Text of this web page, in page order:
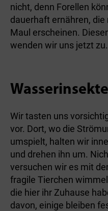
nicht, denn Forellen
dauerhaft ernähren,
Maul erscheinen.
wenden wir uns jetzt zu.
Wir tasten uns
vor. Dort, wo die
umspielt, halten wir
und drehen ihn um.
versuchen wir es mit
fragile Tierchen
die hier ihr Zuhause
davon, einige bleiben